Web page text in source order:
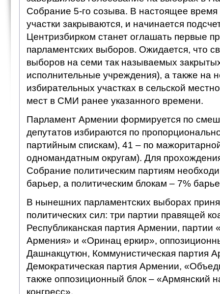
Собрание 5-го созыва. В настоящее время
участки закрываются, и начинается
Центризбирком станет оглашать первые
парламентских выборов. Ожидается, что
выборов на семи так называемых
исполнительные учреждения), а также на
избирательных участках в сельской
мест в СМИ ранее указанного времени.
Парламент Армении формируется по
депутатов избираются по
партийным спискам), 41 – по
одномандатным округам). Для
Собрание политическим партиям
барьер, а политическим блокам – 7%
В нынешних парламентских выборах
политических сил: три партии правящей
Республиканская партия Армении,
Армения» и «Оринац еркир»,
Дашнакцутюн, Коммунистическая партия
Демократическая партия Армении,
также оппозиционный блок – «Армянский
конгресс».